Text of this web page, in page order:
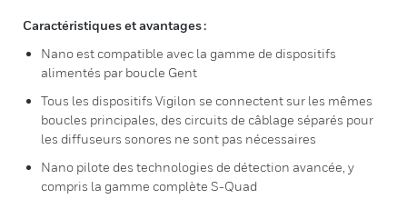
Caractéristiques et avantages :
Nano est compatible avec la gamme de dispositifs
alimentés par boucle Gent
Tous les dispositifs Vigilon se connectent sur les mêmes
boucles principales, des circuits de câblage séparés pour
les diffuseurs sonores ne sont pas nécessaires
Nano pilote des technologies de détection avancée, y
compris la gamme complète S-Quad